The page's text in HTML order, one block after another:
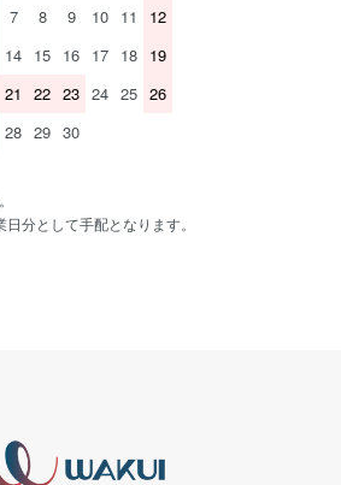
7 8 9 10 11
12
14 15 16 17 18 19
21 22 23 24 25 26
28 29 30
分として手配となります。